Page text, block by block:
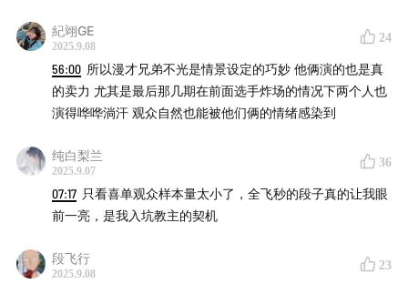
紀翊GE
2025.9.08
24
56:00 所以漫才兄弟不光是情景设定的巧妙 他俩演的也是真
的卖力 尤其是最后那几期在前面选手炸场的情况下两个人也
演得哗哗淌汗 观众自然也能被他们俩的情绪感染到
纯白梨兰
2025.9.07
36
07:17 只看喜单观众样本量太小了，全飞秒的段子真的让我眼
前一亮，是我入坑教主的契机
段飞行
2025.9.08
23